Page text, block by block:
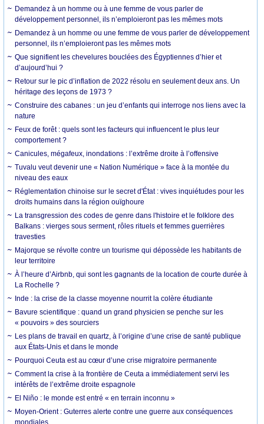
Demandez à un homme ou à une femme de vous parler de
développement personnel, ils n’emploieront pas les mêmes mots
Demandez à un homme ou une femme de vous parler de développement
personnel, ils n’emploieront pas les mêmes mots
Que signifient les chevelures bouclées des Égyptiennes d’hier et
d’aujourd’hui ?
Retour sur le pic d’inflation de 2022 résolu en seulement deux ans. Un
héritage des leçons de 1973 ?
Construire des cabanes : un jeu d’enfants qui interroge nos liens avec la
nature
Feux de forêt : quels sont les facteurs qui influencent le plus leur
comportement ?
Canicules, mégafeux, inondations : l’extrême droite à l’offensive
Tuvalu veut devenir une « Nation Numérique » face à la montée du
niveau des eaux
Réglementation chinoise sur le secret d'État : vives inquiétudes pour les
droits humains dans la région ouïghoure
La transgression des codes de genre dans l'histoire et le folklore des
Balkans : vierges sous serment, rôles rituels et femmes guerrières
travesties
Majorque se révolte contre un tourisme qui dépossède les habitants de
leur territoire
À l’heure d’Airbnb, qui sont les gagnants de la location de courte durée à
La Rochelle ?
Inde : la crise de la classe moyenne nourrit la colère étudiante
Bavure scientifique : quand un grand physicien se penche sur les
« pouvoirs » des sourciers
Les plans de travail en quartz, à l’origine d’une crise de santé publique
aux États-Unis et dans le monde
Pourquoi Ceuta est au cœur d’une crise migratoire permanente
Comment la crise à la frontière de Ceuta a immédiatement servi les
intérêts de l’extrême droite espagnole
El Niño : le monde est entré « en terrain inconnu »
Moyen-Orient : Guterres alerte contre une guerre aux conséquences
mondiales